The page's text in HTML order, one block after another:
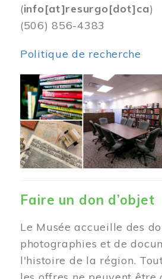
(info[at]resurgo[dot]ca)
(506) 856-4383
Politique de recherche
Image
Faire un don d’objet
Le Musée accueille des
photographies et de
l'histoire de la région.